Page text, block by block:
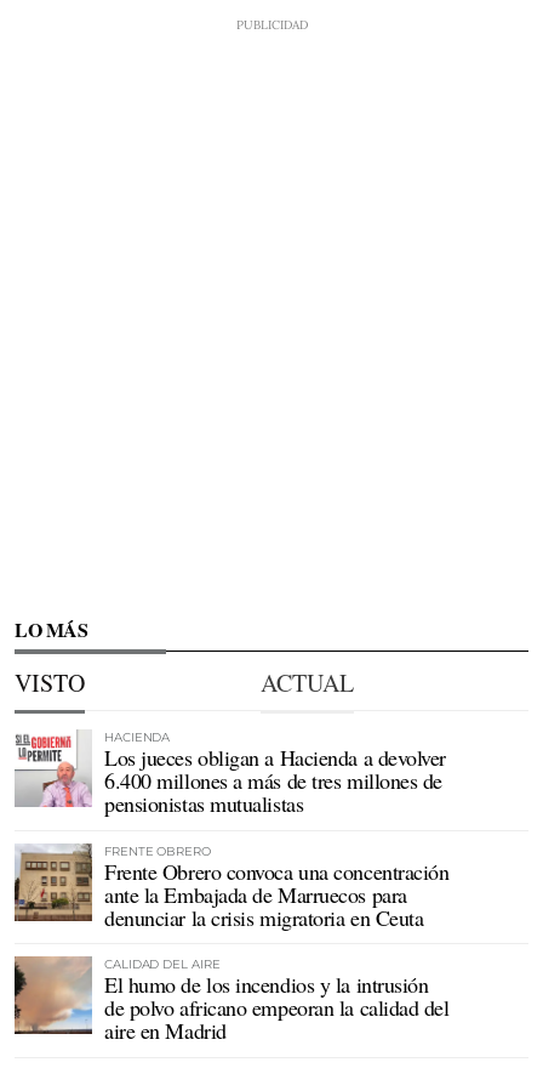
LO MÁS
VISTO ACTUAL
HACIENDA
Los jueces obligan a Hacienda a devolver
6.400 millones a más de tres millones de
pensionistas mutualistas
FRENTE OBRERO
Frente Obrero convoca una concentración
ante la Embajada de Marruecos para
denunciar la crisis migratoria en Ceuta
CALIDAD DEL AIRE
El humo de los incendios y la intrusión
de polvo africano empeoran la calidad del
aire en Madrid